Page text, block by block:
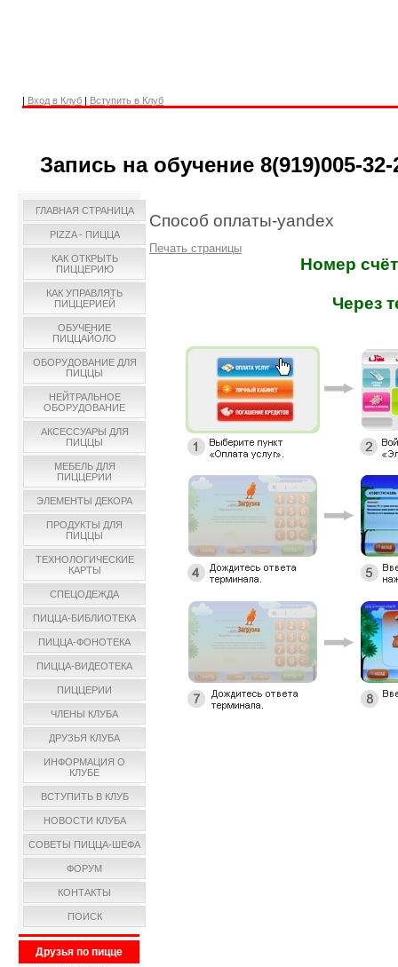
| Вход в Клуб | Вступить в Клуб
Запись на обучение 8(919)005-32-
ГЛАВНАЯ СТРАНИЦА
PIZZA - ПИЦЦА
КАК ОТКРЫТЬ
ПИЦЦЕРИЮ
КАК УПРАВЛЯТЬ
ПИЦЦЕРИЕЙ
ОБУЧЕНИЕ
ПИЦЦАЙОЛО
ОБОРУДОВАНИЕ ДЛЯ
ПИЦЦЫ
НЕЙТРАЛЬНОЕ
ОБОРУДОВАНИЕ
АКСЕССУАРЫ ДЛЯ
ПИЦЦЫ
МЕБЕЛЬ ДЛЯ
ПИЦЦЕРИИ
ЭЛЕМЕНТЫ ДЕКОРА
ПРОДУКТЫ ДЛЯ
ПИЦЦЫ
ТЕХНОЛОГИЧЕСКИЕ
КАРТЫ
СПЕЦОДЕЖДА
ПИЦЦА-БИБЛИОТЕКА
ПИЦЦА-ФОНОТЕКА
ПИЦЦА-ВИДЕОТЕКА
ПИЦЦЕРИИ
ЧЛЕНЫ КЛУБА
ДРУЗЬЯ КЛУБА
ИНФОРМАЦИЯ О
КЛУБЕ
ВСТУПИТЬ В КЛУБ
НОВОСТИ КЛУБА
СОВЕТЫ ПИЦЦА-ШЕФА
ФОРУМ
КОНТАКТЫ
ПОИСК
Друзья по пицце
Способ оплаты-yandex
Печать страницы
Номер
Через